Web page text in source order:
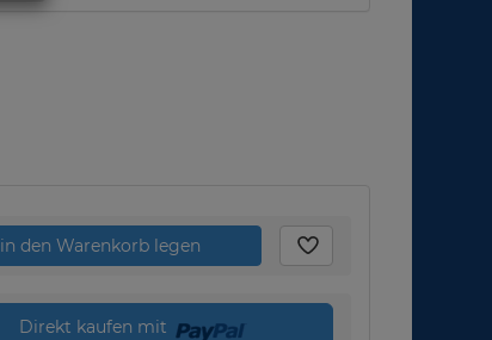
in den Warenkorb legen
Direkt kaufen mit